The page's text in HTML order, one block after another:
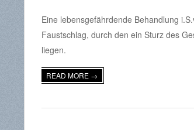
06-
19
Eine lebensgefährdende Behandlung
Faustschlag, durch den ein Sturz des
liegen.
READ MORE →